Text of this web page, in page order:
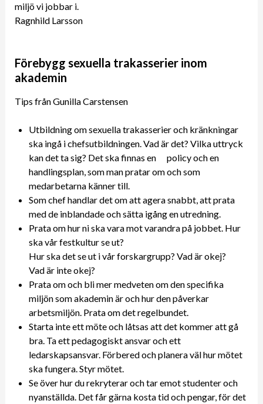
miljö vi jobbar i.
Ragnhild Larsson
Förebygg sexuella trakasserier inom
akademin
Tips från Gunilla Carstensen
Utbildning om sexuella trakasserier och kränkningar
ska ingå i chefsutbildningen. Vad är det? Vilka uttryck
kan det ta sig? Det ska finnas en policy och en
handlingsplan, som man pratar om och som
medarbetarna känner till.
Som chef handlar det om att agera snabbt, att prata
med de inblandade och sätta igång en utredning.
Prata om hur ni ska vara mot varandra på jobbet. Hur
ska vår festkultur se ut?
Hur ska det se ut i vår forskargrupp? Vad är okej?
Vad är inte okej?
Prata om och bli mer medveten om den specifika
miljön som akademin är och hur den påverkar
arbetsmiljön. Prata om det regelbundet.
Starta inte ett möte och låtsas att det kommer att gå
bra. Ta ett pedagogiskt ansvar och ett
ledarskapsansvar. Förbered och planera väl hur mötet
ska fungera. Styr mötet.
Se över hur du rekryterar och tar emot studenter och
nyanställda. Det får gärna kosta tid och pengar, för det